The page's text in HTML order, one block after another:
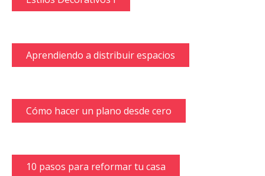
Aprendiendo a distribuir espacios
Cómo hacer un plano desde cero
10 pasos para reformar tu casa